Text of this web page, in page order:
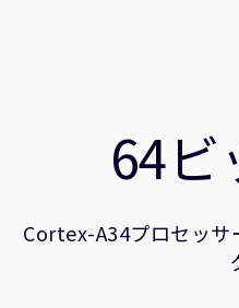
64ビ
Cortex-A34プロセッサ